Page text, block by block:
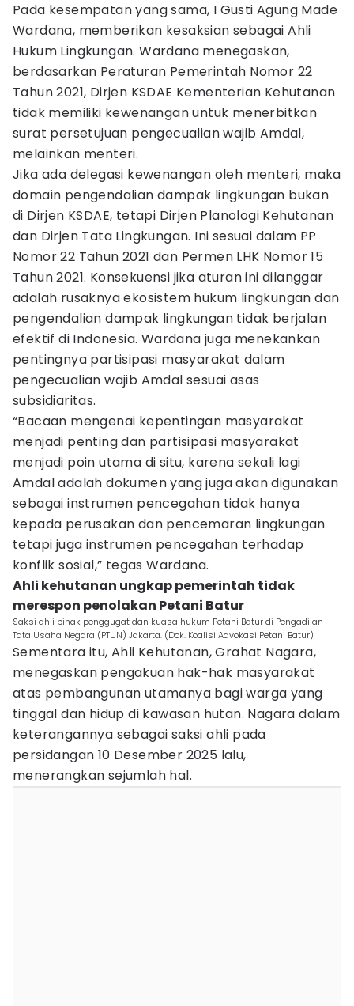
Pada kesempatan yang sama, I Gusti Agung Made
Wardana, memberikan kesaksian sebagai Ahli
Hukum Lingkungan. Wardana menegaskan,
berdasarkan Peraturan Pemerintah Nomor 22
Tahun 2021, Dirjen KSDAE Kementerian Kehutanan
tidak memiliki kewenangan untuk menerbitkan
surat persetujuan pengecualian wajib Amdal,
melainkan menteri.
Jika ada delegasi kewenangan oleh menteri, maka
domain pengendalian dampak lingkungan bukan
di Dirjen KSDAE, tetapi Dirjen Planologi Kehutanan
dan Dirjen Tata Lingkungan. Ini sesuai dalam PP
Nomor 22 Tahun 2021 dan Permen LHK Nomor 15
Tahun 2021. Konsekuensi jika aturan ini dilanggar
adalah rusaknya ekosistem hukum lingkungan dan
pengendalian dampak lingkungan tidak berjalan
efektif di Indonesia. Wardana juga menekankan
pentingnya partisipasi masyarakat dalam
pengecualian wajib Amdal sesuai asas
subsidiaritas.
“Bacaan mengenai kepentingan masyarakat
menjadi penting dan partisipasi masyarakat
menjadi poin utama di situ, karena sekali lagi
Amdal adalah dokumen yang juga akan digunakan
sebagai instrumen pencegahan tidak hanya
kepada perusakan dan pencemaran lingkungan
tetapi juga instrumen pencegahan terhadap
konflik sosial,” tegas Wardana.
Ahli kehutanan ungkap pemerintah tidak
merespon penolakan Petani Batur
Saksi ahli pihak penggugat dan kuasa hukum Petani Batur di Pengadilan
Tata Usaha Negara (PTUN) Jakarta. (Dok. Koalisi Advokasi Petani Batur)
Sementara itu, Ahli Kehutanan, Grahat Nagara,
menegaskan pengakuan hak-hak masyarakat
atas pembangunan utamanya bagi warga yang
tinggal dan hidup di kawasan hutan. Nagara dalam
keterangannya sebagai saksi ahli pada
persidangan 10 Desember 2025 lalu,
menerangkan sejumlah hal.